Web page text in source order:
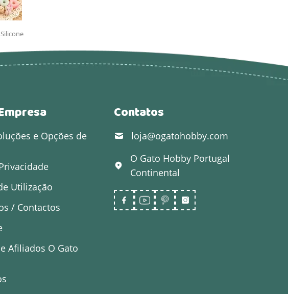
e Opções de
Utilização
/ Contactos
Afiliados O Gato
Contatos
loja@ogatohobby.com
O Gato Hobby Portugal
Continental